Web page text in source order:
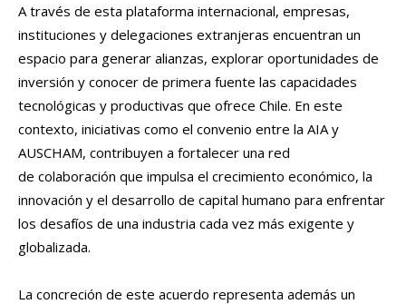
A través de esta plataforma internacional, empresas,
instituciones y delegaciones extranjeras encuentran un
espacio para generar alianzas, explorar oportunidades de
inversión y conocer de primera fuente las capacidades
tecnológicas y productivas que ofrece Chile. En este
contexto, iniciativas como el convenio entre la AIA y
AUSCHAM, contribuyen a fortalecer una red
de colaboración que impulsa el crecimiento económico, la
innovación y el desarrollo de capital humano para enfrentar
los desafíos de una industria cada vez más exigente y
globalizada.
La concreción de este acuerdo representa además un